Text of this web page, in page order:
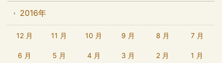
2016年
12 月 11 月 10 月 9 月 8 月 7 月
6 月 5 月 4 月 3 月 2 月 1 月